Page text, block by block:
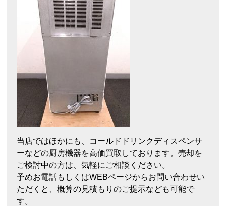
当店ではほかにも、コールドドリンクディスペンサ
ーなどの厨房機器を高価買取しております。売却を
ご検討中の方は、気軽にご相談ください。
予めお電話もしくはWEBページからお問い合わせい
ただくと、概算の見積もりのご提示なども可能で
す。